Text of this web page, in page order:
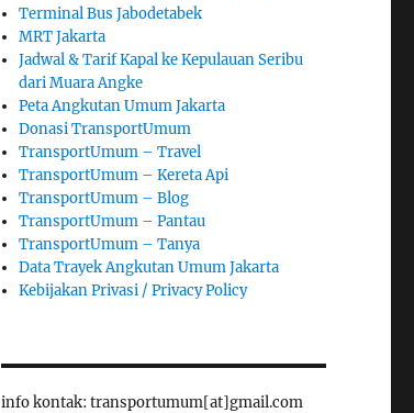
Terminal Bus Jabodetabek
MRT Jakarta
Jadwal & Tarif Kapal ke Kepulauan Seribu
dari Muara Angke
Peta Angkutan Umum Jakarta
Donasi TransportUmum
TransportUmum – Travel
TransportUmum – Kereta Api
TransportUmum – Blog
TransportUmum – Pantau
TransportUmum – Tanya
Data Trayek Angkutan Umum Jakarta
Kebijakan Privasi / Privacy Policy
info kontak: transportumum[at]gmail.com